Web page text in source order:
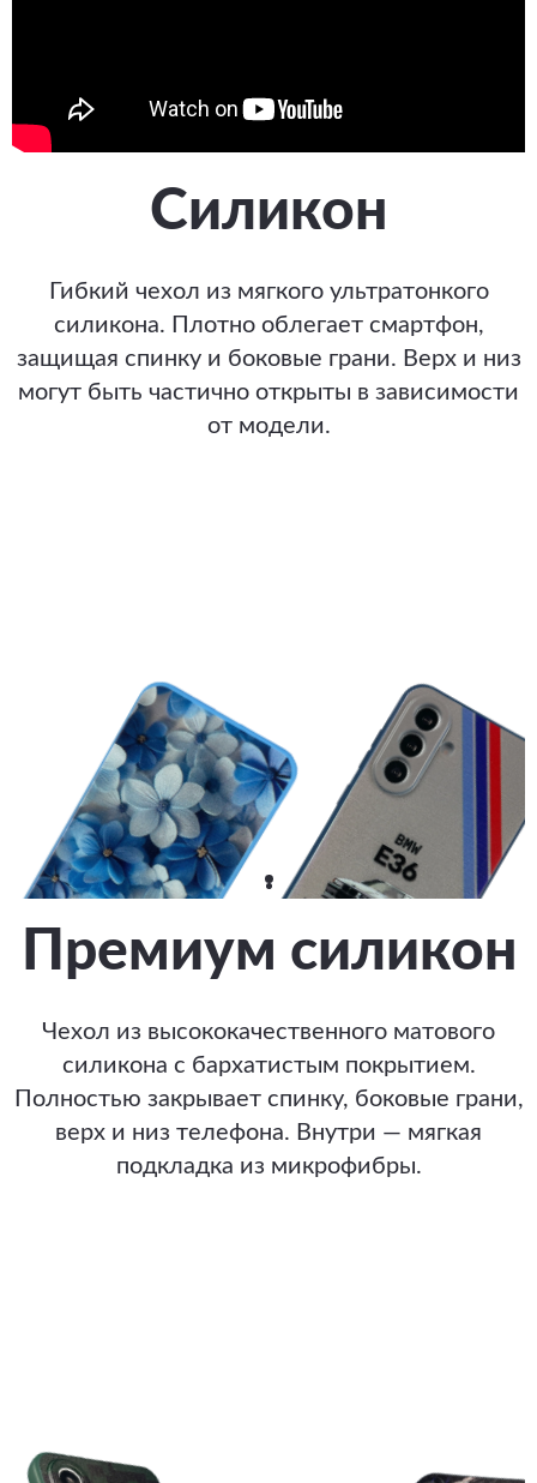
Силикон
Гибкий чехол из мягкого ультратонкого
силикона. Плотно облегает смартфон,
защищая спинку и боковые грани. Верх и низ
могут быть частично открыты в зависимости
от модели.
Премиум силикон
Чехол из высококачественного матового
силикона с бархатистым покрытием.
Полностью закрывает спинку, боковые грани,
верх и низ телефона. Внутри — мягкая
подкладка из микрофибры.